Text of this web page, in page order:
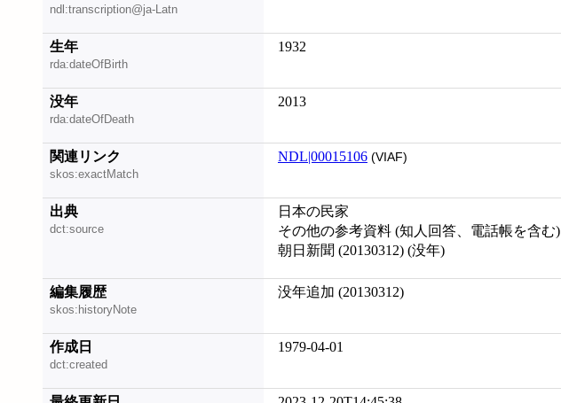
ndl:transcription@ja-Latn
生年
rda:dateOfBirth
1932
没年
rda:dateOfDeath
2013
関連リンク
skos:exactMatch
NDL|00015106 (VIAF)
出典
dct:source
日本の民家
その他の参考資料 (知人回答、電話帳を含む)
朝日新聞 (20130312) (没年)
編集履歴
skos:historyNote
没年追加 (20130312)
作成日
dct:created
1979-04-01